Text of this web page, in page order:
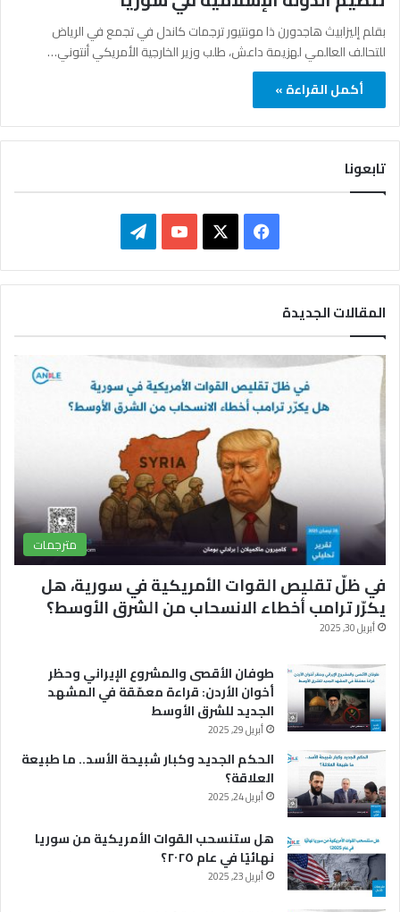
بقلم إليزابيث هاجدورن ذا مونتيور ترجمات كاندل في تجمع في الرياض
للتحالف العالمي لهزيمة داعش، طلب وزير الخارجية الأمريكي أنتوني…
أكمل القراءة »
تابعونا
ي
ب
و
ك
X
Y
u
T
u
b
e
ي
ق
ا
م
المقالات الجديدة
مترجمات
في ظلّ تقليص القوات الأمريكية في سورية، هل
يكرّر ترامب أخطاء الانسحاب من الشرق الأوسط؟
أبريل 30, 2025
طوفان الأقصى والمشروع الإيراني وحظر
أخوان الأردن: قراءة معمّقة في المشهد
الجديد للشرق الأوسط
أبريل 29, 2025
الحكم الجديد وكبار شبيحة الأسد.. ما طبيعة
العلاقة؟
أبريل 24, 2025
هل ستنسحب القوات الأمريكية من سوريا
نهائيًا في عام ٢٠٢٥؟
أبريل 23, 2025